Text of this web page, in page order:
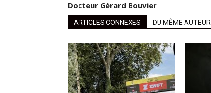
Docteur Gérard Bouvier
ARTICLES CONNEXES DU MÊME AUTEUR